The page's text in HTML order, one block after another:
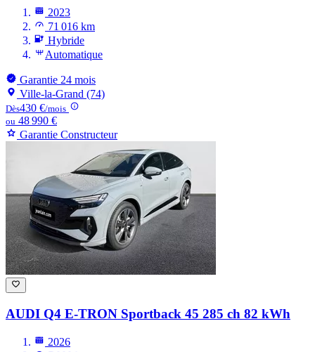
2023
71 016 km
Hybride
Automatique
Garantie 24 mois
Ville-la-Grand (74)
Dès430 €/mois
ou 48 990 €
Garantie Constructeur
AUDI Q4 E-TRON Sportback 45 285 ch 82 kWh
2026